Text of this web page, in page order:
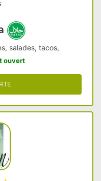
salades, tacos,
ouvert